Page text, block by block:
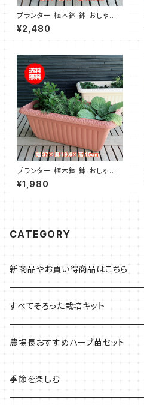
プランター 植木鉢 鉢 おしゃれ
（モダンラスティブリキ オーバル
L ミント）
¥2,480
プランター 植木鉢 鉢 おしゃれ
（レリーフプランター 茶 受皿付）
¥1,980
CATEGORY
新商品やお買い得商品はこちら
今イチオシの商品
季節のおすすめ商品
すべてそろった栽培キット
フェルトプランターの栽培キット
ルーツポーチの栽培キット
農場長おすすめハーブ苗セット
農場長おすすめセット
季節を楽しむ